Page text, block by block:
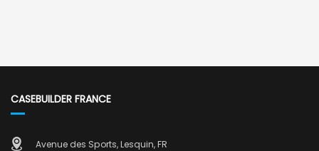
CASEBUILDER FRANCE
Avenue des Sports, Lesquin, FR